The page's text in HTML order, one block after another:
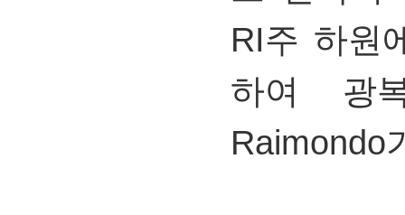
RI주 하원
하여 광
Raimondo